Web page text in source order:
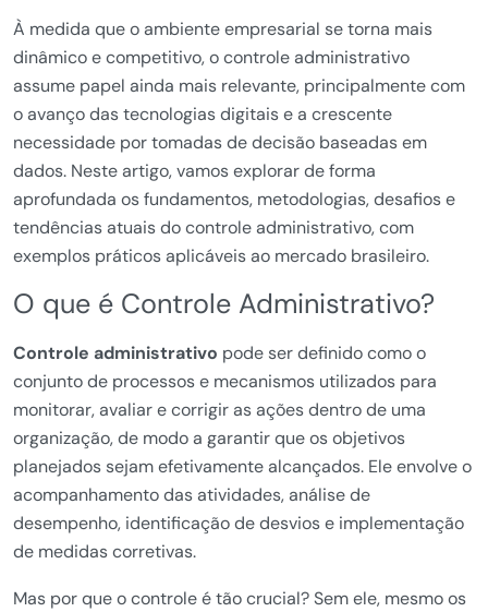
À medida que o ambiente empresarial se torna mais
dinâmico e competitivo, o controle administrativo
assume papel ainda mais relevante, principalmente com
o avanço das tecnologias digitais e a crescente
necessidade por tomadas de decisão baseadas em
dados. Neste artigo, vamos explorar de forma
aprofundada os fundamentos, metodologias, desafios e
tendências atuais do controle administrativo, com
exemplos práticos aplicáveis ao mercado brasileiro.
O que é Controle Administrativo?
Controle administrativo pode ser definido como o
conjunto de processos e mecanismos utilizados para
monitorar, avaliar e corrigir as ações dentro de uma
organização, de modo a garantir que os objetivos
planejados sejam efetivamente alcançados. Ele envolve o
acompanhamento das atividades, análise de
desempenho, identificação de desvios e implementação
de medidas corretivas.
Mas por que o controle é tão crucial? Sem ele, mesmo os